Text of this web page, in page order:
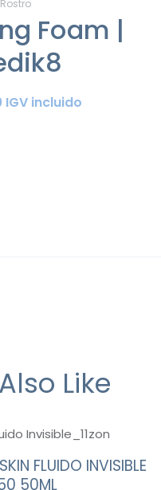
Rostro
Foam |
IGV incluido
Like
FLUIDO INVISIBLE
50ML